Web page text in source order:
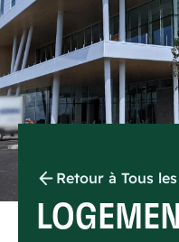
Retour à Tous